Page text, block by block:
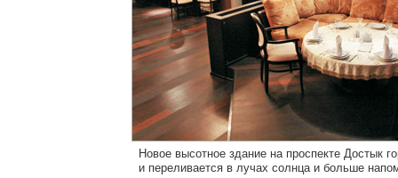
Новое высотное здание на проспекте Достык
и переливается в лучах солнца и больше